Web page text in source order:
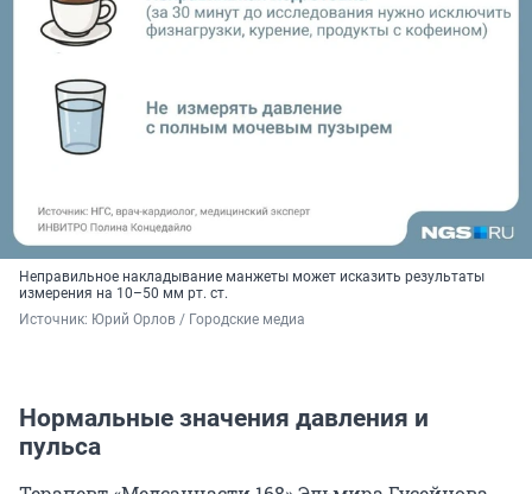
Неправильное накладывание манжеты может исказить результаты
измерения на 10–50 мм рт. ст.
Источник: Юрий Орлов / Городские медиа
Нормальные значения давления и
пульса